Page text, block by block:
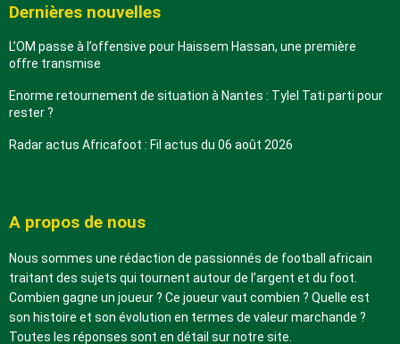
Dernières nouvelles
L’OM passe à l’offensive pour Haissem Hassan, une première
offre transmise
Enorme retournement de situation à Nantes : Tylel Tati parti pour
rester ?
Radar actus Africafoot : Fil actus du 06 août 2026
A propos de nous
Nous sommes une rédaction de passionnés de football africain
traitant des sujets qui tournent autour de l’argent et du foot.
Combien gagne un joueur ? Ce joueur vaut combien ? Quelle est
son histoire et son évolution en termes de valeur marchande ?
Toutes les réponses sont en détail sur notre site.